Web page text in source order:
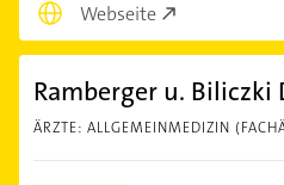
Webseite
Ramberger u. Biliczki
ÄRZTE: ALLGEMEINMEDIZIN